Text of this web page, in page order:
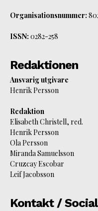
Organisationsnummer:
ISSN: 0282-258
Redaktionen
Ansvarig utgivare
Henrik Persson
Redaktion
Elisabeth Christell, red.
Henrik Persson
Ola Persson
Miranda Samuelsson
Cruzcay Escobar
Leif Jacobsson
Kontakt /